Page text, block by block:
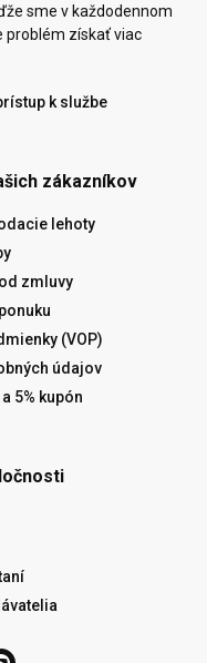
sme v každodennom
problém získať viac
k službe
zákazníkov
lehoty
zmluvy
(VOP)
údajov
5% kupón